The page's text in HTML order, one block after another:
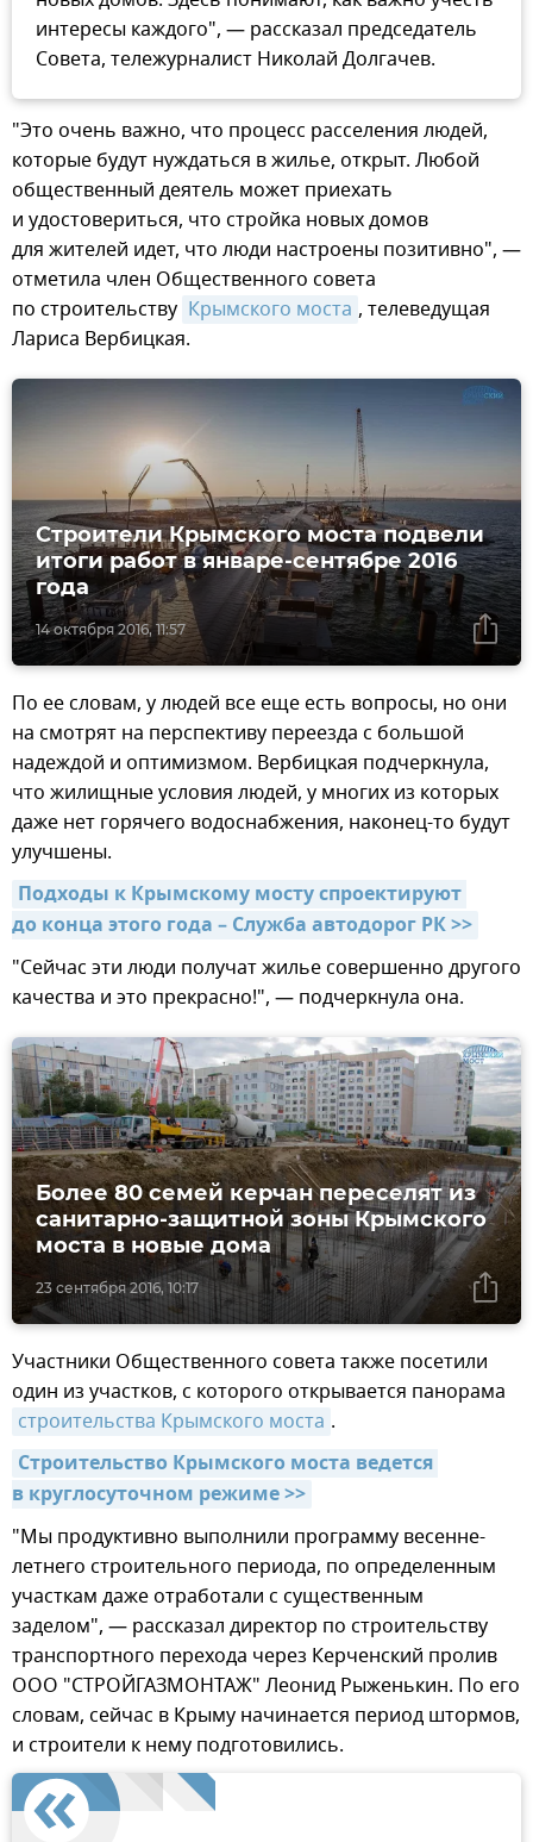
интересы каждого", — рассказал председатель
Совета, тележурналист Николай Долгачев.
"Это очень важно, что процесс расселения людей,
которые будут нуждаться в жилье, открыт. Любой
общественный деятель может приехать
и удостовериться, что стройка новых домов
для жителей идет, что люди настроены позитивно", —
отметила член Общественного совета
по строительству Крымского моста , телеведущая
Лариса Вербицкая.
14 октября 2016, 11:57
Строители Крымского моста подвели
итоги работ в январе-сентябре 2016
года
По ее словам, у людей все еще есть вопросы, но они
на смотрят на перспективу переезда с большой
надеждой и оптимизмом. Вербицкая подчеркнула,
что жилищные условия людей, у многих из которых
даже нет горячего водоснабжения, наконец-то будут
улучшены.
Подходы к Крымскому мосту спроектируют
до конца этого года – Служба автодорог РК >>
"Сейчас эти люди получат жилье совершенно другого
качества и это прекрасно!", — подчеркнула она.
23 сентября 2016, 10:17
Более 80 семей керчан переселят из
санитарно-защитной зоны Крымского
моста в новые дома
Участники Общественного совета также посетили
один из участков, с которого открывается панорама
строительства Крымского моста .
Строительство Крымского моста ведется
в круглосуточном режиме >>
"Мы продуктивно выполнили программу весенне-
летнего строительного периода, по определенным
участкам даже отработали с существенным
заделом", — рассказал директор по строительству
транспортного перехода через Керченский пролив
ООО "СТРОЙГАЗМОНТАЖ" Леонид Рыженькин. По его
словам, сейчас в Крыму начинается период штормов,
и строители к нему подготовились.